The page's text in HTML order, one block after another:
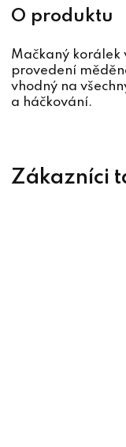
Mačkaný korálek
provedení
vhodný na
a háčkování.